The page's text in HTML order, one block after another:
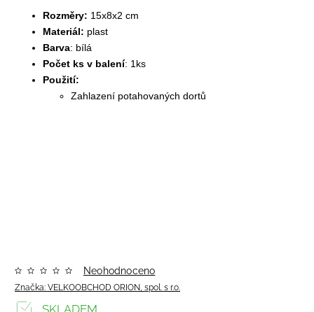
Rozměry: 15x8x2 cm
Materiál: plast
Barva: bílá
Počet ks v balení: 1ks
Použití:
Zahlazení potahovaných dortů
Značka: VELKOOBCHOD ORION, spol. s r.o.
Neohodnoceno
SKLADEM